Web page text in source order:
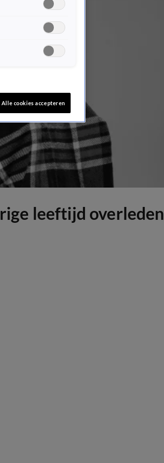
leeftijd overleden
Alle cookies accepteren